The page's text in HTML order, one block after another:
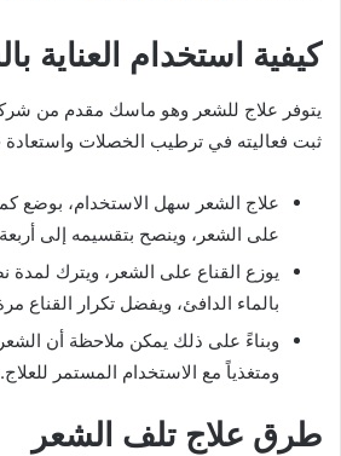
كيفية استخدام العناية
يتوفر علاج للشعر وهو ماسك مقدم من
ثبت فعاليته في ترطيب الخصلات واستعادة
علاج الشعر سهل الاستخدام، بوضع
على الشعر، وينصح بتقسيمه إلى
يوزع القناع على الشعر، ويترك
بالماء الدافئ، ويفضل تكرار القناع
وبناءً على ذلك يمكن ملاحظة أن
ومتغذياً مع الاستخدام المستمر للعلاج.
طرق علاج تلف الشعر